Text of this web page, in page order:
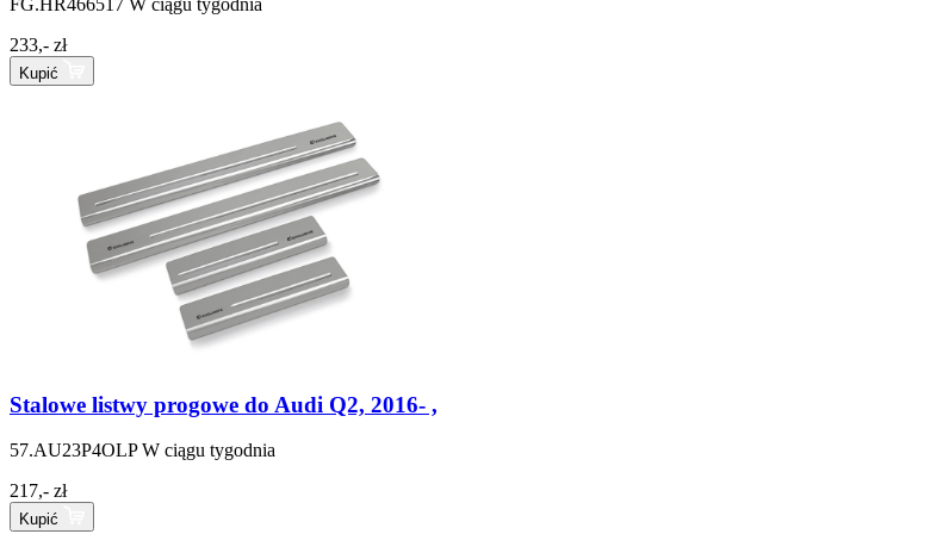
FG.HR466517 W ciągu tygodnia
233,- zł
Kupić
Stalowe listwy progowe do Audi Q2, 2016- ,
57.AU23P4OLP W ciągu tygodnia
217,- zł
Kupić